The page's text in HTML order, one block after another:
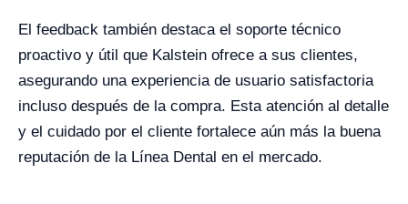
El feedback también destaca el soporte técnico
proactivo y útil que Kalstein ofrece a sus clientes,
asegurando una experiencia de usuario satisfactoria
incluso después de la compra. Esta atención al detalle
y el cuidado por el cliente fortalece aún más la buena
reputación de la Línea Dental en el mercado.